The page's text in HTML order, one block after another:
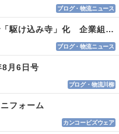
ブログ・物流ニュース
白ナンバートラック規制で「駆け込み寺」化 企業組合が入会基準を見直しへ
ブログ・物流ニュース
月6日号
ブログ・物流川柳
フォーム
カンコービズウェア